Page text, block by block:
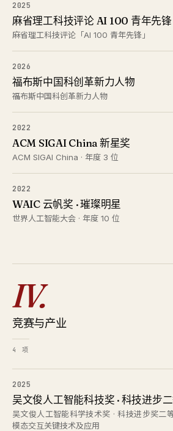
2025
麻省理工科技评论 AI 100 青年先锋
麻省理工科技评论「AI 100 青年先锋」
2026
福布斯中国科创革新力人物
福布斯中国科创革新力人物
2022
ACM SIGAI China 新星奖
ACM SIGAI China · 年度 3 位
2022
WAIC 云帆奖 · 璀璨明星
世界人工智能大会 · 年度 10 位
IV.
竞赛与产业
4 项
2025
吴文俊人工智能科技奖 · 科技进步
吴文俊人工智能科学技术奖 · 科技进步奖
模态交互关键技术及应用